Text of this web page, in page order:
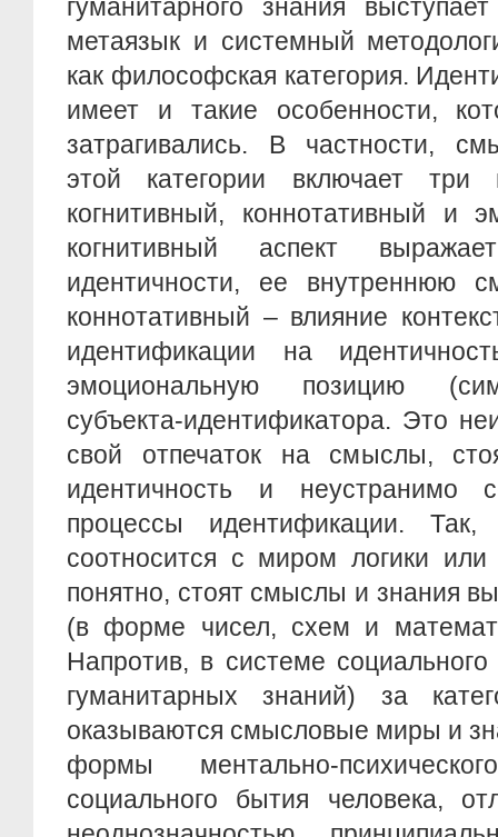
гуманитарного знания
метаязык и системный
как философская категория.
имеет и такие особенности,
затрагивались. В частности,
этой категории включает три
когнитивный, коннотативный и
когнитивный аспект
идентичности, ее внутреннюю
коннотативный – влияние
идентификации на
эмоциональную позицию
субъекта-идентификатора. Это
свой отпечаток на смыслы,
идентичность и неустранимо
процессы идентификации. Так,
соотносится с миром логики
понятно, стоят смыслы и знания
(в форме чисел, схем и
Напротив, в системе
гуманитарных знаний) за
оказываются смысловые миры и
формы ментально-
социального бытия человека,